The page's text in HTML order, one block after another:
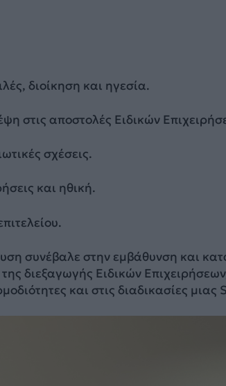
διοίκηση και ηγεσία.
στις αποστολές Ειδικών
σχέσεις.
και ηθική.
συνέβαλε στην εμβάθυνση και
διεξαγωγής Ειδικών
και στις διαδικασίες μιας